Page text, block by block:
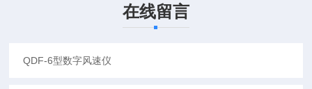
在线留言